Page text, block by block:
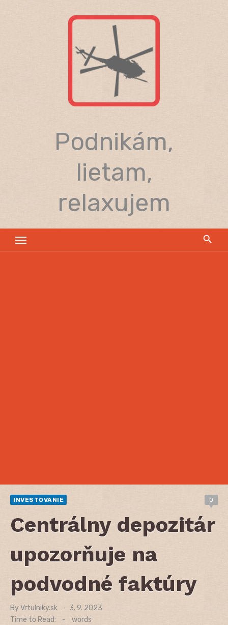
Podnikám,
lietam,
relaxujem
INVESTOVANIE 0
Centrálny depozitár
upozorňuje na
podvodné faktúry
ByVrtulniky.sk
Posted
on
3. 9. 2023
Time to Read:
- words